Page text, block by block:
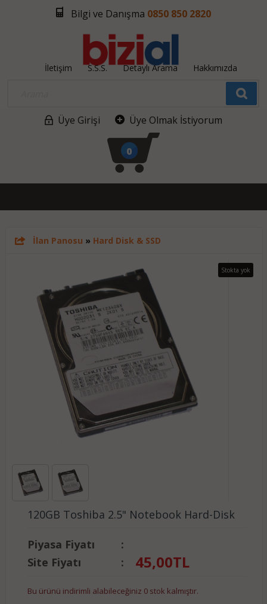
Bilgi ve Danışma 0850 850 2820
İletişim S.S.S. Detaylı Arama Hakkımızda
Üye Girişi Üye Olmak İstiyorum
0
İlan Panosu » Hard Disk & SSD
Stokta yok
120GB Toshiba 2.5" Notebook Hard-Disk
Piyasa Fiyatı
:
Site Fiyatı
: 45,00TL
Bu ürünü indirimli alabileceğiniz 0 stok kalmıştır.